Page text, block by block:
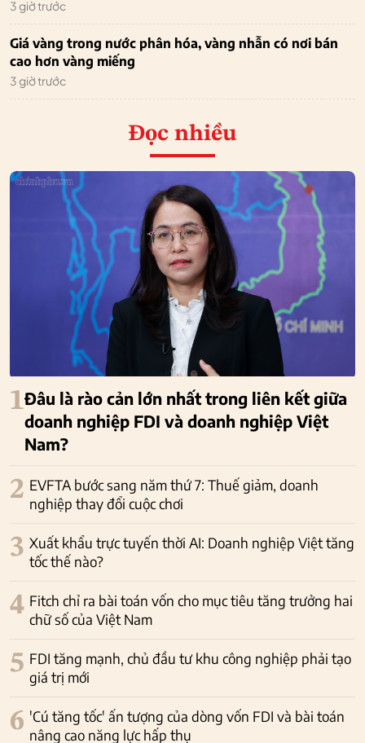
3 giờ trước
Giá vàng trong nước phân hóa, vàng nhẫn có nơi bán
cao hơn vàng miếng
3 giờ trước
Đọc nhiều
1Đâu là rào cản lớn nhất trong liên kết giữa
doanh nghiệp FDI và doanh nghiệp Việt
Nam?
2 EVFTA bước sang năm thứ 7: Thuế giảm, doanh
nghiệp thay đổi cuộc chơi
3 Xuất khẩu trực tuyến thời AI: Doanh nghiệp Việt tăng
tốc thế nào?
4 Fitch chỉ ra bài toán vốn cho mục tiêu tăng trưởng hai
chữ số của Việt Nam
5 FDI tăng mạnh, chủ đầu tư khu công nghiệp phải tạo
giá trị mới
6 'Cú tăng tốc' ấn tượng của dòng vốn FDI và bài toán
nâng cao năng lực hấp thụ